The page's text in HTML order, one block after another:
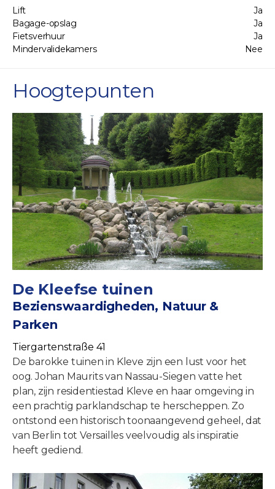
Lift
Ja
Bagage-opslag
Ja
Fietsverhuur
Ja
Mindervalidekamers
Nee
Hoogtepunten
De Kleefse tuinen
Bezienswaardigheden, Natuur &
Parken
Tiergartenstraße 41
De barokke tuinen in Kleve zijn een lust voor het
oog. Johan Maurits van Nassau-Siegen vatte het
plan, zijn residentiestad Kleve en haar omgeving in
een prachtig parklandschap te herscheppen. Zo
ontstond een historisch toonaangevend geheel, dat
van Berlin tot Versailles veelvoudig als inspiratie
heeft gediend.